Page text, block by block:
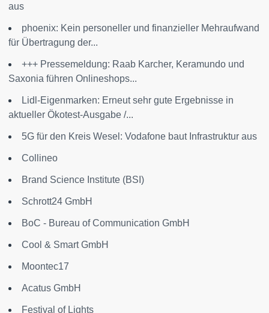
aus
phoenix: Kein personeller und finanzieller Mehraufwand
für Übertragung der...
+++ Pressemeldung: Raab Karcher, Keramundo und
Saxonia führen Onlineshops...
Lidl-Eigenmarken: Erneut sehr gute Ergebnisse in
aktueller Ökotest-Ausgabe /...
5G für den Kreis Wesel: Vodafone baut Infrastruktur aus
Collineo
Brand Science Institute (BSI)
Schrott24 GmbH
BoC - Bureau of Communication GmbH
Cool & Smart GmbH
Moontec17
Acatus GmbH
Festival of Lights